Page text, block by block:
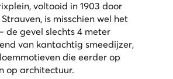
voltooid in 1903 door
is misschien wel het
gevel slechts 4 meter
van kantachtig smeedijzer,
die eerder op
op architectuur.